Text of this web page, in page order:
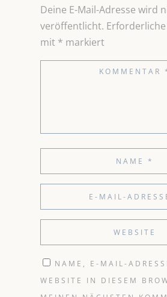
Deine E-Mail-Adresse wird
veröffentlicht.
mit * markiert
NAME, E-MAIL-
WEBSITE IN DIESEM